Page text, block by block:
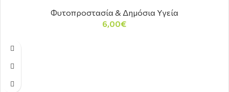
Φυτοπροστασία & Δημόσια Υγεία
6,00€